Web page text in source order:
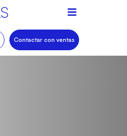
Contactar con ventas